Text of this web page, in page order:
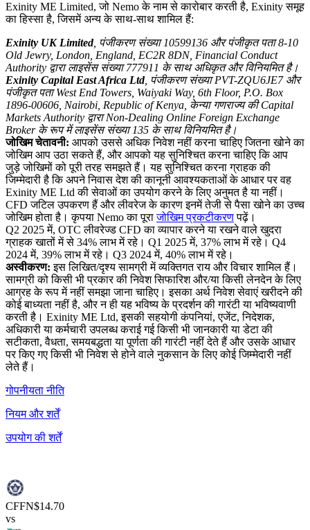
Exinity ME Limited, जो Nemo के नाम से कारोबार करती है, Exinity समूह
का हिस्सा है, जिसमें अन्य के साथ-साथ शामिल हैं:
Exinity UK Limited, पंजीकरण संख्या 10599136 और पंजीकृत पता 8-10
Old Jewry, London, England, EC2R 8DN, Financial Conduct
Authority द्वारा लाइसेंस संख्या 777911 के साथ अधिकृत और विनियमित है।
Exinity Capital East Africa Ltd, पंजीकरण संख्या PVT-ZQU6JE7 और
पंजीकृत पता West End Towers, Waiyaki Way, 6th Floor, P.O. Box
1896-00606, Nairobi, Republic of Kenya, केन्या गणराज्य की Capital
Markets Authority द्वारा Non-Dealing Online Foreign Exchange
Broker के रूप में लाइसेंस संख्या 135 के साथ विनियमित है।
जोखिम चेतावनी: आपको उससे अधिक निवेश नहीं करना चाहिए जितना खोने का
जोखिम आप उठा सकते हैं, और आपको यह सुनिश्चित करना चाहिए कि आप
जुड़े जोखिमों को पूरी तरह समझते हैं। यह सुनिश्चित करना ग्राहक की
जिम्मेदारी है कि अपने निवास देश की कानूनी आवश्यकताओं के आधार पर वह
Exinity ME Ltd की सेवाओं का उपयोग करने के लिए अनुमत है या नहीं।
CFD जटिल उपकरण हैं और लीवरेज के कारण इनमें तेजी से पैसा खोने का उच्च
जोखिम होता है। कृपया Nemo का पूराजोखिम प्रकटीकरणपढ़ें।
Q2 2025 में, OTC लीवरेज्ड CFD का व्यापार करने या रखने वाले खुदरा
ग्राहक खातों में से 34% लाभ में रहे। Q1 2025 में, 37% लाभ में रहे। Q4
2024 में, 39% लाभ में रहे। Q3 2024 में, 40% लाभ में रहे।
अस्वीकरण: इस लिखित/दृश्य सामग्री में व्यक्तिगत राय और विचार शामिल हैं।
सामग्री को किसी भी प्रकार की निवेश सिफारिश और/या किसी लेनदेन के लिए
आग्रह के रूप में नहीं समझा जाना चाहिए। इसका अर्थ निवेश सेवाएं खरीदने की
कोई बाध्यता नहीं है, और न ही यह भविष्य के प्रदर्शन की गारंटी या भविष्यवाणी
करती है। Exinity ME Ltd, इसकी सहयोगी कंपनियां, एजेंट, निदेशक,
अधिकारी या कर्मचारी उपलब्ध कराई गई किसी भी जानकारी या डेटा की
सटीकता, वैधता, समयबद्धता या पूर्णता की गारंटी नहीं देते हैं और उसके आधार
पर किए गए किसी भी निवेश से होने वाले नुकसान के लिए कोई जिम्मेदारी नहीं
लेते हैं।
गोपनीयता नीति
नियम और शर्तें
उपयोग की शर्तें
CFFN$14.70
vs